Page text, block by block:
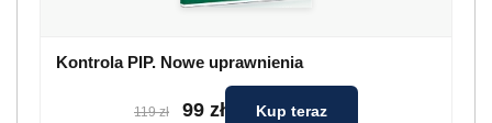
Kontrola PIP. Nowe uprawnienia
119 zł 99 zł Kup teraz